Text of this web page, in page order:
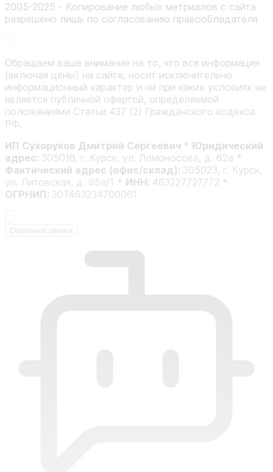
2005-2025 - Копирование любых метриалов с сайта
разрешено лишь по согласованию правообладателя
Обращаем ваше внимание на то, что вся информация
(включая цены) на сайте, носит исключительно
информационный характер и ни при каких условиях не
является публичной офертой, определяемой
положениями Статьи 437 (2) Гражданского кодекса
РФ.
ИП Сухоруков Дмитрий Сергеевич * Юридический
адрес: 305016, г. Курск, ул. Ломоносова, д. 62а *
Фактический адрес (офис/склад): 305023, г. Курск,
ул. Литовская, д. 95а/1 * ИНН: 463227727772 *
ОГРНИП: 307463234700061
Обратный звонок